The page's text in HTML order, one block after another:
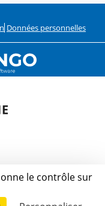
Données personnelles
le contrôle sur